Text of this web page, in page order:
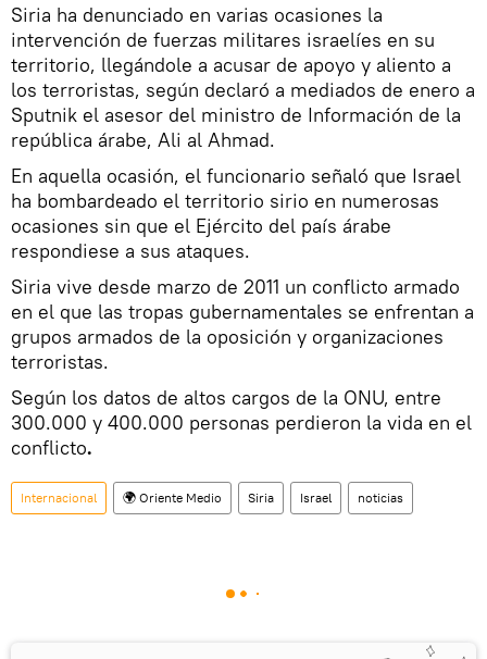
Siria ha denunciado en varias ocasiones la
intervención de fuerzas militares israelíes en su
territorio, llegándole a acusar de apoyo y aliento a
los terroristas, según declaró a mediados de enero a
Sputnik el asesor del ministro de Información de la
república árabe, Ali al Ahmad.
En aquella ocasión, el funcionario señaló que Israel
ha bombardeado el territorio sirio en numerosas
ocasiones sin que el Ejército del país árabe
respondiese a sus ataques.
Siria vive desde marzo de 2011 un conflicto armado
en el que las tropas gubernamentales se enfrentan a
grupos armados de la oposición y organizaciones
terroristas.
Según los datos de altos cargos de la ONU, entre
300.000 y 400.000 personas perdieron la vida en el
conflicto.
Internacional 🌍 Oriente Medio Siria Israel noticias